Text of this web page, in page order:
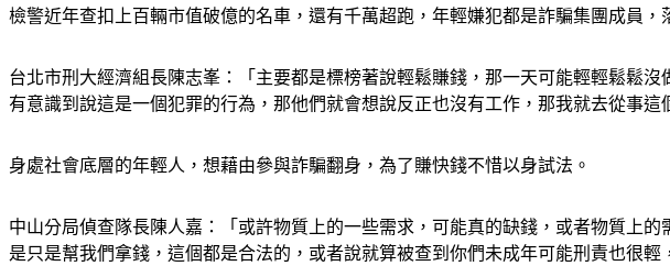
檢警近年查扣上百輛市值破億的名車，還有千萬超跑，年輕嫌犯都是詐騙集團成員
台北市刑大經濟組長陳志峯：「主要都是標榜著說輕鬆賺錢，那一天可能輕輕鬆鬆
有意識到說這是一個犯罪的行為，那他們就會想說反正也沒有工作，那我就去從事
身處社會底層的年輕人，想藉由參與詐騙翻身，為了賺快錢不惜以身試法。
中山分局偵查隊長陳人嘉：「或許物質上的一些需求，可能真的缺錢，或者物質上
是只是幫我們拿錢，這個都是合法的，或者說就算被查到你們未成年可能刑責也很輕